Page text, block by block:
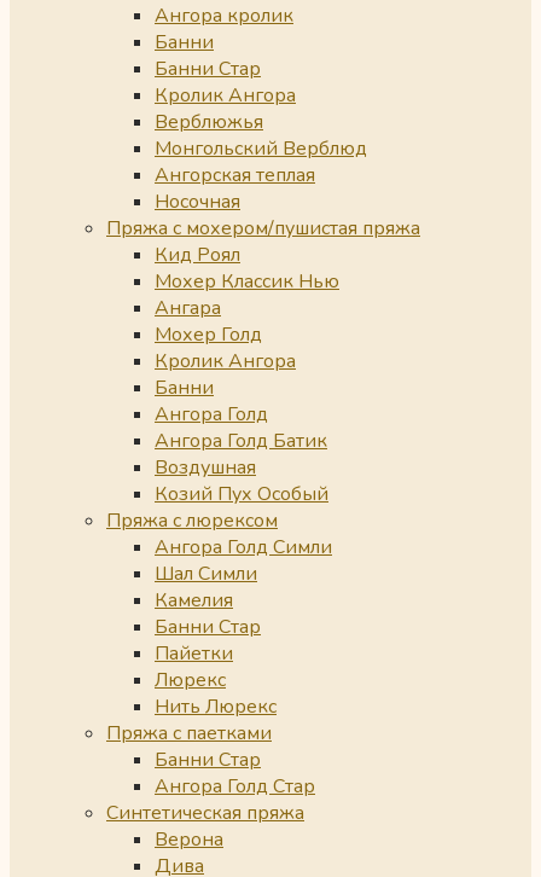
Ангора кролик
Банни
Банни Стар
Кролик Ангора
Верблюжья
Монгольский Верблюд
Ангорская теплая
Носочная
Пряжа с мохером/пушистая пряжа
Кид Роял
Мохер Классик Нью
Ангара
Мохер Голд
Кролик Ангора
Банни
Ангора Голд
Ангора Голд Батик
Воздушная
Козий Пух Особый
Пряжа с люрексом
Ангора Голд Симли
Шал Симли
Камелия
Банни Стар
Пайетки
Люрекс
Нить Люрекс
Пряжа с паетками
Банни Стар
Ангора Голд Стар
Синтетическая пряжа
Верона
Дива